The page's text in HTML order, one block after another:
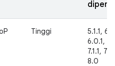
Tinggi
5.1.1,
6.0.1,
7.1.1,
8.0